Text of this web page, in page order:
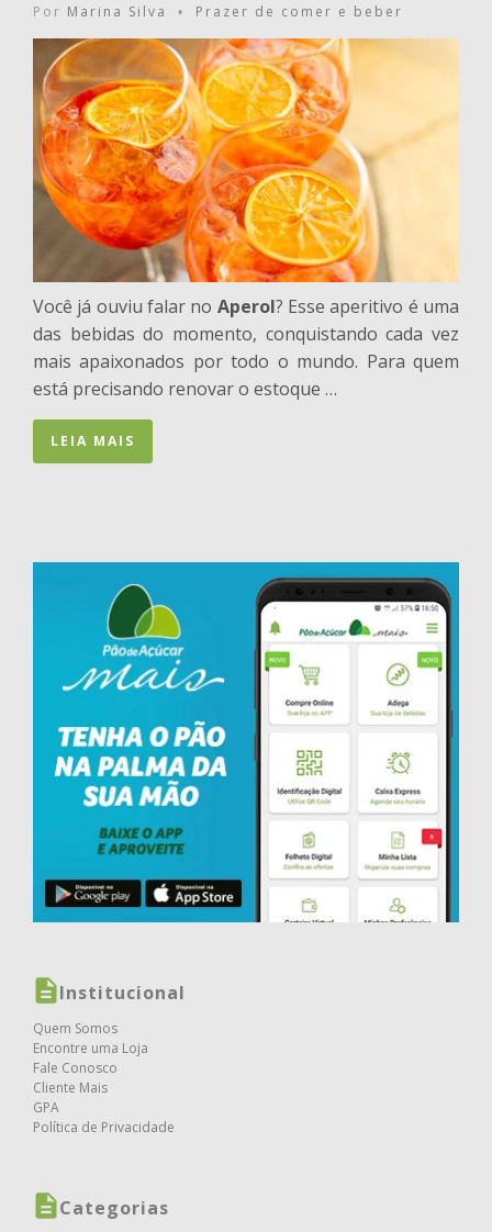
Por Marina Silva • Prazer de comer e beber
Você já ouviu falar no Aperol? Esse aperitivo é uma
das bebidas do momento, conquistando cada vez
mais apaixonados por todo o mundo. Para quem
está precisando renovar o estoque …
LEIA MAIS
Institucional
Quem Somos
Encontre uma Loja
Fale Conosco
Cliente Mais
GPA
Política de Privacidade
Categorias